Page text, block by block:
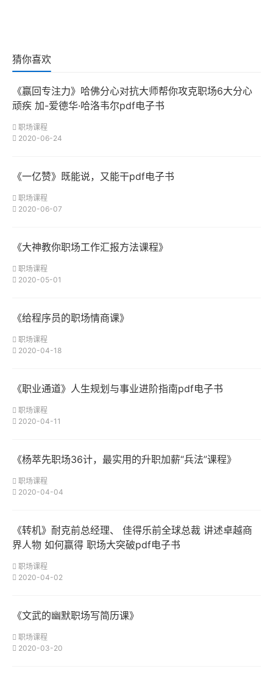
猜你喜欢
《赢回专注力》哈佛分心对抗大师帮你攻克职场6大分心
顽疾 加-爱德华·哈洛韦尔pdf电子书
职场课程
2020-06-24
《一亿赞》既能说，又能干pdf电子书
职场课程
2020-06-07
《大神教你职场工作汇报方法课程》
职场课程
2020-05-01
《给程序员的职场情商课》
职场课程
2020-04-18
《职业通道》人生规划与事业进阶指南pdf电子书
职场课程
2020-04-11
《杨萃先职场36计，最实用的升职加薪“兵法”课程》
职场课程
2020-04-04
《转机》耐克前总经理、 佳得乐前全球总裁 讲述卓越商
界人物 如何赢得 职场大突破pdf电子书
职场课程
2020-04-02
《文武的幽默职场写简历课》
职场课程
2020-03-20